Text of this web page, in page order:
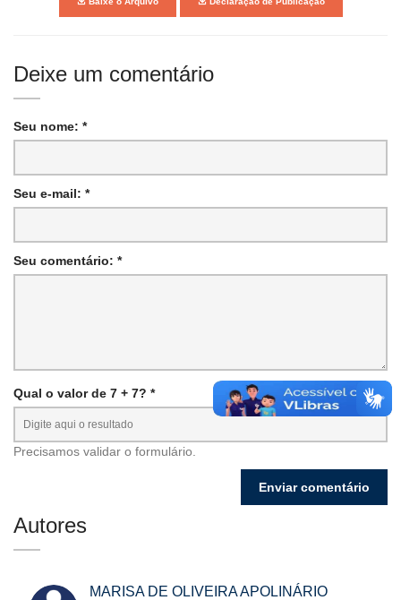
Deixe um comentário
Seu nome: *
Seu e-mail: *
Seu comentário: *
Qual o valor de 7 + 7? *
Precisamos validar o formulário.
Autores
MARISA DE OLIVEIRA APOLINÁRIO